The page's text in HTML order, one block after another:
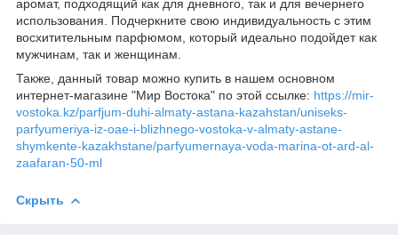
аромат, подходящий как для дневного, так и для вечернего
использования. Подчеркните свою индивидуальность с этим
восхитительным парфюмом, который идеально подойдет как
мужчинам, так и женщинам.
Также, данный товар можно купить в нашем основном
интернет-магазине "Мир Востока" по этой ссылке: https://mir-
vostoka.kz/parfjum-duhi-almaty-astana-kazahstan/uniseks-
parfyumeriya-iz-oae-i-blizhnego-vostoka-v-almaty-astane-
shymkente-kazakhstane/parfyumernaya-voda-marina-ot-ard-al-
zaafaran-50-ml
Скрыть